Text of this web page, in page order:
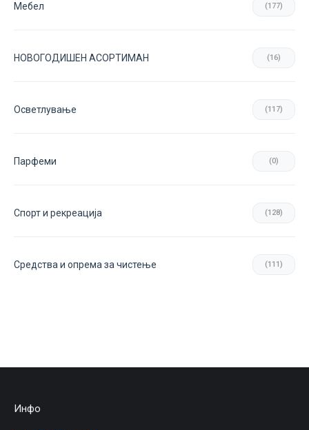
Мебел (177)
НОВОГОДИШЕН АСОРТИМАН (16)
Осветлување (117)
Парфеми (0)
Спорт и рекреација (128)
Средства и опрема за чистење (111)
Инфо